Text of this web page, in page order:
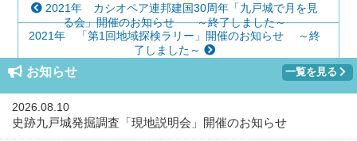
2021年 カシオペア連邦建国30周年「九戸城で月を見
る会」開催のお知らせ ～終了しました～
2021年 「第1回地域探検ラリー」開催のお知らせ ～終
了しました～
お知らせ 一覧を見る
2026.08.10
史跡九戸城発掘調査「現地説明会」開催のお知らせ